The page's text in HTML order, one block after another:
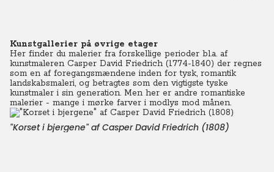
Kunstgallerier på øvrige etager
Her finder du malerier fra forskellige perioder bl.a. af
kunstmaleren Casper David Friedrich (1774-1840) der regnes
som en af foregangsmændene inden for tysk, romantik
landskabsmaleri, og betragtes som den vigtigste tyske
kunstmaler i sin generation. Men her er andre romantiske
malerier - mange i mørke farver i modlys mod månen.
"Korset i bjergene" af Casper David Friedrich (1808)